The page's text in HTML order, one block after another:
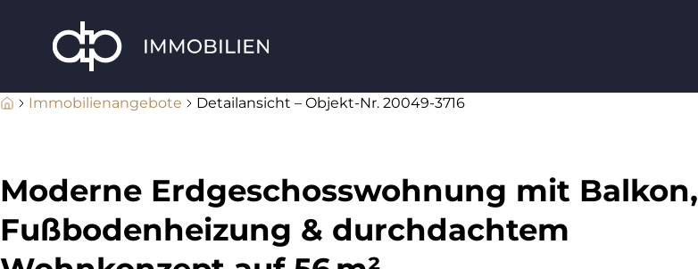
Immobilienangebote Detailansicht – Objekt-Nr. 20049-3716
Moderne Erdgeschosswohnung mit Balkon,
Fußbodenheizung & durchdachtem